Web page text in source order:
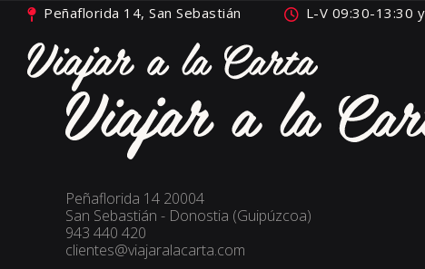
Peñaflorida 14, San Sebastián L-V 09:30-13:30
Peñaflorida 14 20004
San Sebastián - Donostia (Guipúzcoa)
943 440 420
clientes@viajaralacarta.com